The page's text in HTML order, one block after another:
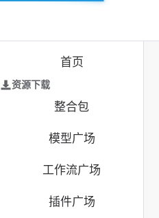
首页
资源下载
整合包
模型广场
工作流广场
插件广场